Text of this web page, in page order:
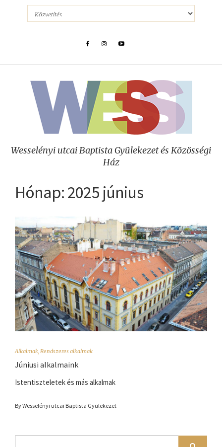
Wesselényi utcai Baptista Gyülekezet és Közösségi
Ház
Hónap:2025 június
Alkalmak,Rendszeres alkalmak
Júniusi alkalmaink
Istentiszteletek és más alkalmak
By Wesselényi utcai Baptista Gyülekezet